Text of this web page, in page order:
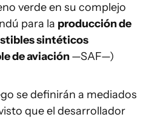
verde en su complejo
para la producción de
sintéticos
de aviación—SAF—)
se definirán a mediados
que el desarrollador